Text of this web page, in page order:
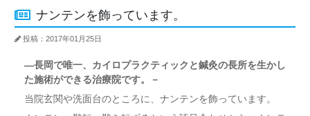
ナンテンを飾っています。
投稿：2017年01月25日
―長岡で唯一、カイロプラクティックと鍼灸の長所を生かし
た施術ができる治療院です。－
当院玄関や洗面台のところに、ナンテンを飾っています。